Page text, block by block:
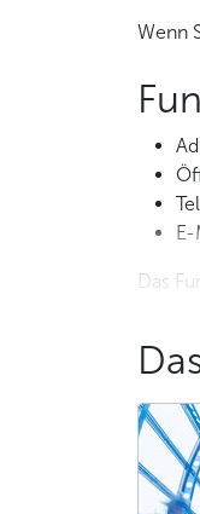
Wenn
E-
Das